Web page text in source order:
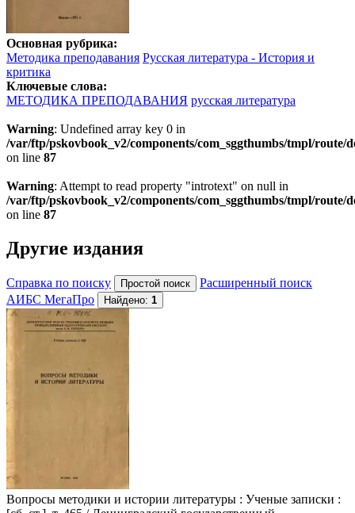
Основная рубрика:
Методика преподавания Русская литература - История и
критика
Ключевые слова:
МЕТОДИКА ПРЕПОДАВАНИЯ русская литература
Warning: Undefined array key 0 in
/var/ftp/pskovbook_v2/components/com_sggthumbs/tmpl/route/
on line 87
Warning: Attempt to read property "introtext" on null in
/var/ftp/pskovbook_v2/components/com_sggthumbs/tmpl/route/
on line 87
Другие издания
Справка по поиску
Расширенный поиск
АИБС МегаПро
Найдено: 1
Вопросы методики и истории литературы : Ученые записки :